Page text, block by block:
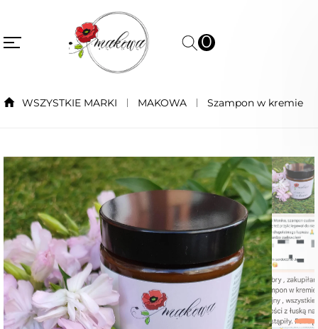
0
WSZYSTKIE MARKI MAKOWA Szampon w kremie